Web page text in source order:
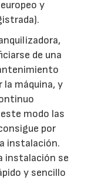
y
de una
la máquina, y
modo las
por
instalación.
instalación se
y sencillo